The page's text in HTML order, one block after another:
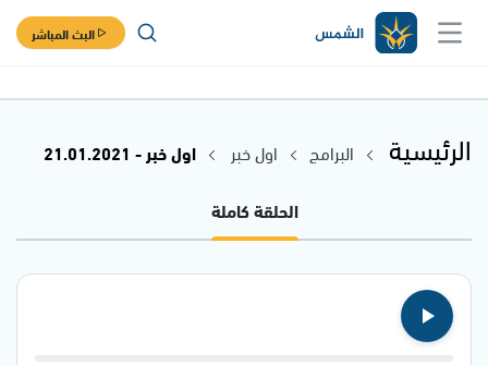
البث المباشر
الرئيسية البرامج اول خبر
اول خبر - 21.01.2021
الحلقة كاملة